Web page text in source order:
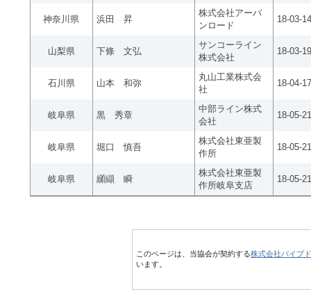
神奈川県 浜田 昇
株式会社アーバ
ンロード
18-03-
山梨県 下條 文弘
サンコーライン
株式会社
18-03-
石川県 山本 和弥
丸山工業株式会
社
18-04-
岐阜県 黒 秀章
中部ライン株式
会社
18-05-
岐阜県 堀口 慎吾
株式会社東亜製
作所
18-05-
岐阜県 纐纈 瞬
株式会社東亜製
作所岐阜支店
18-05-
このページは、当協会が契約する株式会社パイプ
います。